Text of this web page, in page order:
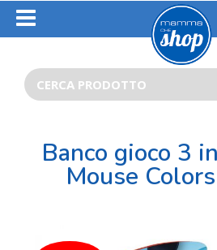
Salta
contenuto
Cerca
per:
Banco gioco 3
Mouse